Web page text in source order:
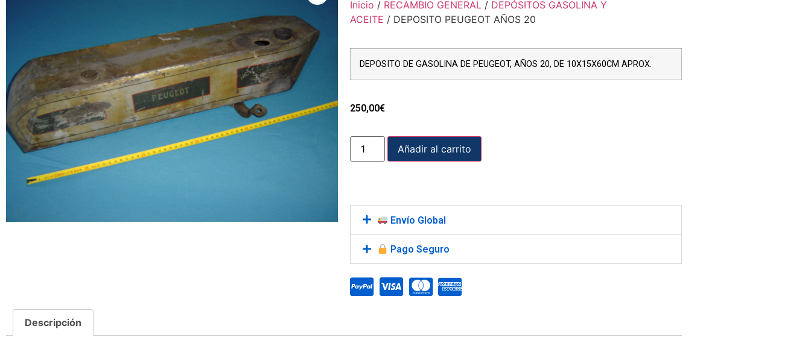
Inicio / RECAMBIO GENERAL / DEPÓSITOS GASOLINA Y
ACEITE / DEPOSITO PEUGEOT AÑOS 20
DEPOSITO DE GASOLINA DE PEUGEOT, AÑOS 20, DE 10X15X60CM APROX.
250,00€
Añadir al carrito
Envío Global
Pago Seguro
Descripción